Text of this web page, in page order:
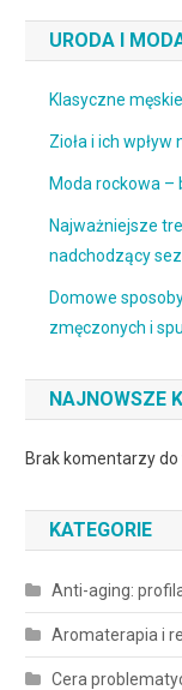
URODA I
Klasyczne
Zioła i ich wpływ
Moda rockowa –
Najważniejsze
nadchodzący
Domowe
zmęczonych i
NAJNOWSZE
Brak komentarzy do
KATEGORIE
Anti-aging:
Aromaterapia i
Cera